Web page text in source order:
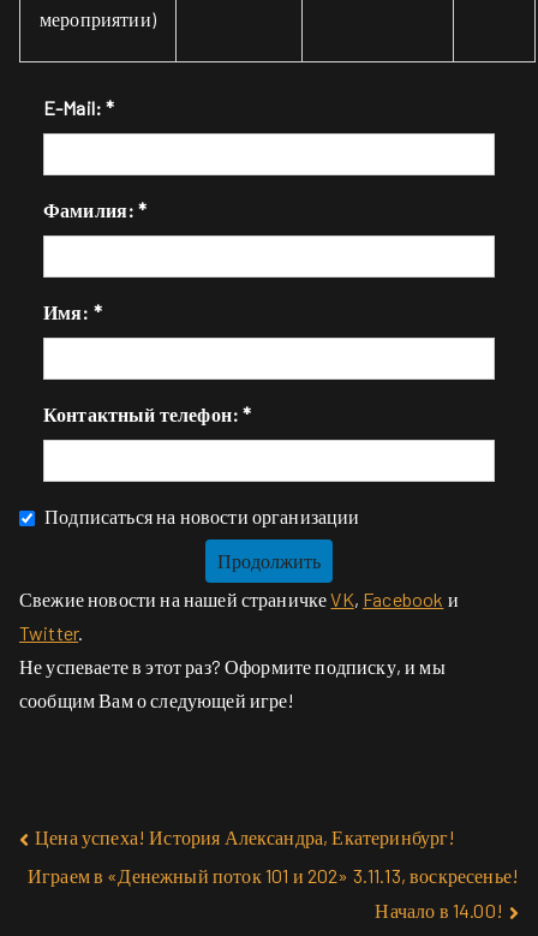
мероприятии)
E-Mail:*
Фамилия:*
Имя: *
Контактный телефон:*
Подписаться на новости организации
Свежие новости на нашей страничкеVK, Facebook и
Twitter.
Не успеваете в этот раз? Оформите подписку, и мы
сообщим Вам о следующей игре!
Цена успеха! История Александра, Екатеринбург!
Играем в «Денежный поток 101 и 202» 3.11.13, воскресенье!
Начало в 14.00!